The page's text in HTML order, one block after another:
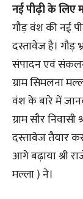
नई पीढ़ी के लिए
गौड़ वंश की नई
दस्तावेज है। गौड़
संपादन एवं संकलन
ग्राम सिमलना
वंश के बारे में
ग्राम सौर
दस्तावेज तैयार
आगे बढ़ाया श्री
मल्ला ) ने।